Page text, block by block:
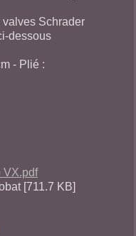
valves Schrader
dessous
- Plié :
VX.pdf
[711.7 KB]